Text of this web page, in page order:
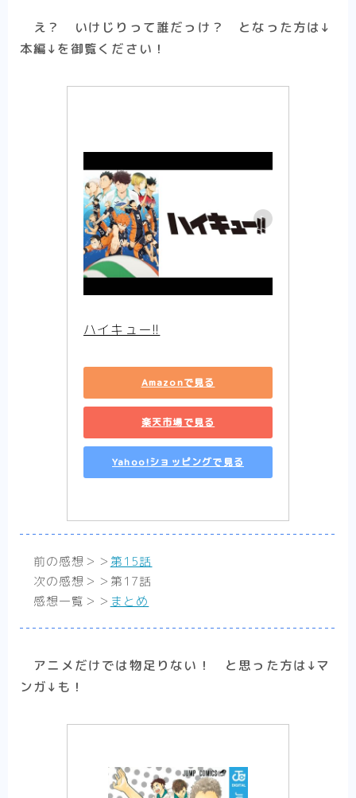
まとめ
アニメ
【アニメ】史上最高の嘘つき勇者ヘルク
ール）のネタバレ感想【アニメ-まとめ】
【夏目友人帳第1期】それは一人ぼっちが苦
しいと苦しんでいた少年の、妖と人をつなぐ
物語【アニメ-ネタバレ感想まとめ】
【WIND BREAKER】一人の孤独な少年が、
英雄になる話は好きですか？-はい好きです
【アニメ-ネタバレ感想まとめ】
【SAKAMOTO DAYS】伝説の殺し屋から、
感想まとめ】
【悪役令嬢転生おじさん】見た目は悪役令
嬢！ 中身は……おじさん！【アニメ-ネタバ
レ感想まとめ】
【転生悪女の黒歴史】胸に刺さって笑える黒
【婚約者は溺愛のふり】契約（ビジネス）か
ら始まる恋の感想【まとめ】
【死に戻り令嬢のルチェッタ】二度目の人
生、最悪な婚約者とはお別れしたい……はず
だけど？まとめ
【そのメイド、危険につき】優美で優秀で強
め】
【末永くよろしくお願いします】残念美少女
と可愛いツンデレ系イケメンのカオスな同棲
話【まとめ】完結済
【不徳のギルド】エロコメディ？バトル漫
画？いややっぱりエロコメディ！【まとめ】
え？ いけじりって誰だっけ？ となった方は↓
本編↓を御覧ください！
ハイキュー!!
Amazonで見る
楽天市場で見る
Yahoo!ショッピングで見る
前の感想＞＞ 第15話
次の感想＞＞第17話
感想一覧＞＞ まとめ
アニメだけでは物足りない！ と思った方は↓マ
ンガ↓も！